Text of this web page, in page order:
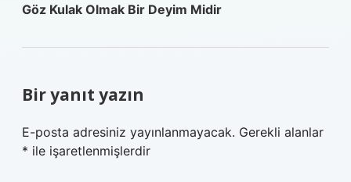
Göz Kulak Olmak Bir Deyim Midir
Bir yanıt yazın
E-posta adresiniz yayınlanmayacak. Gerekli alanlar
* ile işaretlenmişlerdir